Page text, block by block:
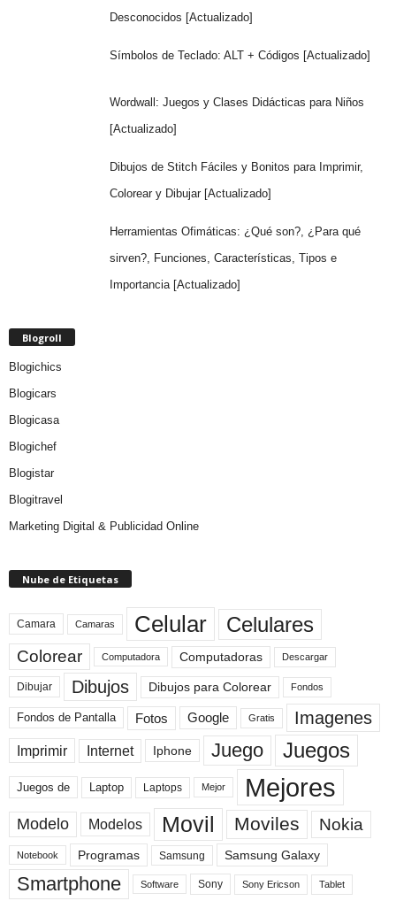
Desconocidos [Actualizado]
Símbolos de Teclado: ALT + Códigos [Actualizado]
Wordwall: Juegos y Clases Didácticas para Niños
[Actualizado]
Dibujos de Stitch Fáciles y Bonitos para Imprimir,
Colorear y Dibujar [Actualizado]
Herramientas Ofimáticas: ¿Qué son?, ¿Para qué
sirven?, Funciones, Características, Tipos e
Importancia [Actualizado]
Blogroll
Blogichics
Blogicars
Blogicasa
Blogichef
Blogistar
Blogitravel
Marketing Digital & Publicidad Online
Nube de Etiquetas
Camara Camaras Celular Celulares
Colorear Computadora Computadoras Descargar
Dibujar Dibujos Dibujos para Colorear Fondos
Fondos de Pantalla Fotos Google Gratis Imagenes
Imprimir Internet Iphone Juego Juegos
Juegos de Laptop Laptops Mejor Mejores
Modelo Modelos Movil Moviles Nokia
Notebook Programas Samsung Samsung Galaxy
Smartphone Software Sony Sony Ericson Tablet